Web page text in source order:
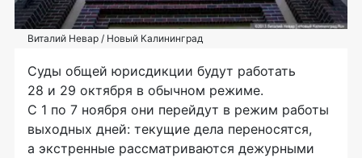
Виталий Невар / Новый Калининград
Суды общей юрисдикции будут работать
28 и 29 октября в обычном режиме.
С 1 по 7 ноября они перейдут в режим работы
выходных дней: текущие дела переносятся,
а экстренные рассматриваются дежурными